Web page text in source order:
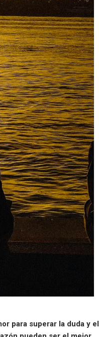
para superar la duda y el